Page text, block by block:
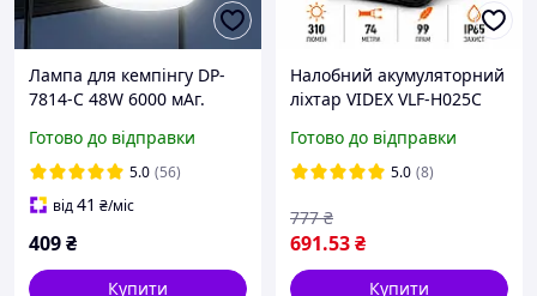
Лампа для кемпінгу DP-
7814-С 48W 6000 мАг.
Ліхтарик для кемпінгу,
Аварійний ліхтар
Готово до відправки
5.0 (56)
від41 ₴/міс
409₴
Купити
Налобний акумуляторний
ліхтар VIDEX VLF-H025C
IP65, 7 режимів, 5000K
Готово до відправки
5.0 (8)
691.53₴
777 ₴
Купити